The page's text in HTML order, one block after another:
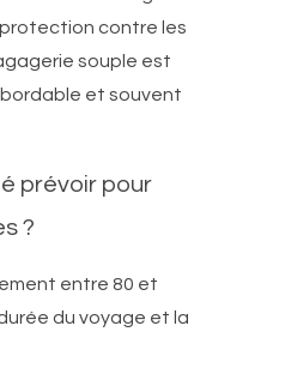
contre les
souple est
et souvent
prévoir pour
?
entre 80 et
du voyage et la